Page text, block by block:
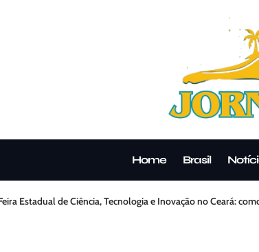
Home Brasil
Estadual de Ciência, Tecnologia e Inovação no Ceará: